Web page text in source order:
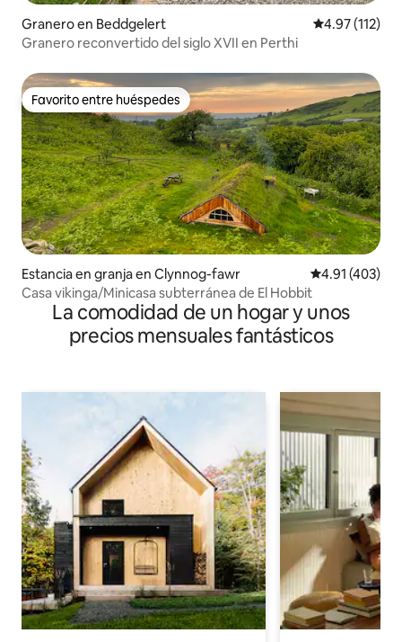
Granero en Beddgelert Calificación
4.97 (112)
Granero reconvertido del siglo XVII en Perthi
Favorito entre huéspedes
Favorito entre huéspedes
Estancia en granja en Clynnog-fawr Calificación
4.91 (403)
Casa vikinga/Minicasa subterránea de El Hobbit
La comodidad de un hogar y unos
precios mensuales fantásticos